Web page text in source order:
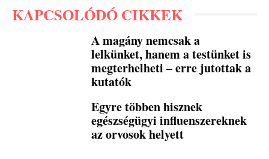
KAPCSOLÓDÓ CIKKEK
A magány nemcsak a
lelkünket, hanem a testünket is
megterhelheti – erre jutottak a
kutatók
Egyre többen hisznek
egészségügyi influenszereknek
az orvosok helyett